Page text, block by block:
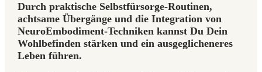
Durch praktische Selbstfürsorge-Routinen,
achtsame Übergänge und die Integration von
NeuroEmbodiment-Techniken kannst Du Dein
Wohlbefinden stärken und ein ausgeglicheneres
Leben führen.